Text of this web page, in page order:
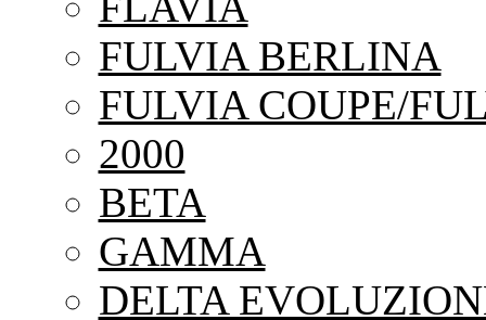
FULVIA BERLINA
FULVIA COUPE/
2000
BETA
GAMMA
DELTA